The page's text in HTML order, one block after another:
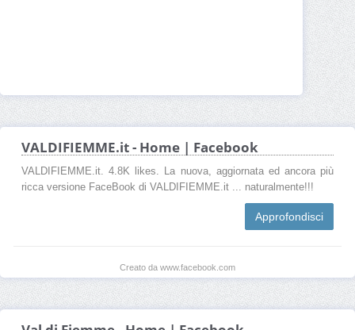
VALDIFIEMME.it - Home | Facebook
VALDIFIEMME.it. 4.8K likes. La nuova, aggiornata ed ancora più
ricca versione FaceBook di VALDIFIEMME.it ... naturalmente!!!
Approfondisci
Creato da www.facebook.com